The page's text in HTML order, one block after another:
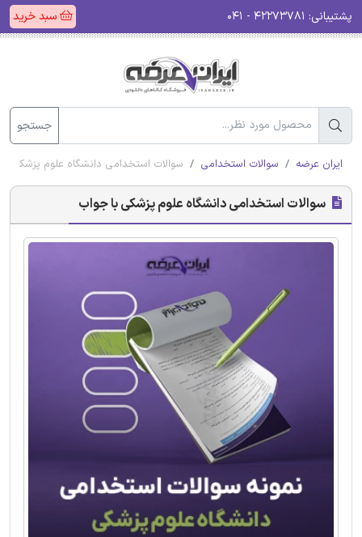
پشتیبانی: سبد خرید
جستجو
ایران عرضه سوالات استخدامی سوالات استخدامی دانشگاه علوم پزشکی
سوالات استخدامی دانشگاه علوم پزشکی با جواب